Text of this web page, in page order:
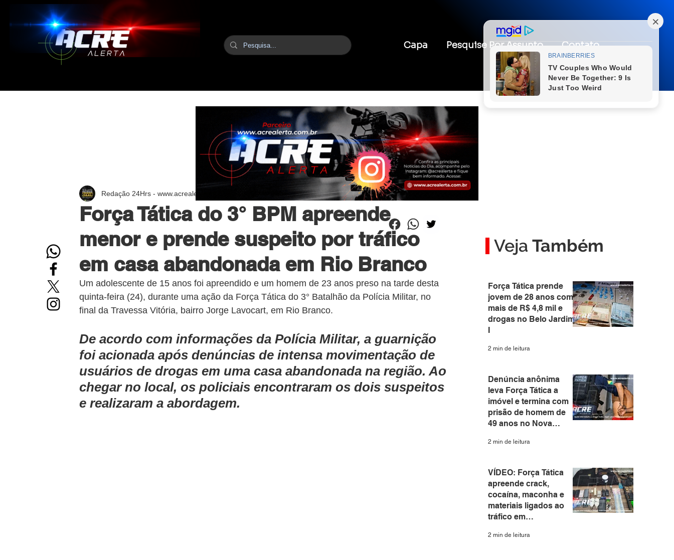
Capa Pesquise Por Assunto Contato
Força Tática do 3° BPM apreende
menor e prende suspeito por tráfico
em casa abandonada em Rio Branco
Redação 24Hrs - www.acrealerta.com.br 24 de abr. 1 min de leitura
Um adolescente de 15 anos foi apreendido e um homem de 23 anos preso na tarde desta
quinta-feira (24), durante uma ação da Força Tática do 3° Batalhão da Polícia Militar, no
final da Travessa Vitória, bairro Jorge Lavocart, em Rio Branco.
De acordo com informações da Polícia Militar, a guarnição
foi acionada após denúncias de intensa movimentação de
usuários de drogas em uma casa abandonada na região. Ao
chegar no local, os policiais encontraram os dois suspeitos
e realizaram a abordagem.
Força Tática prende
jovem de 28 anos com
mais de R$ 4,8 mil e
drogas no Belo Jardim
I
2 min de leitura
Denúncia anônima
leva Força Tática a
imóvel e termina com
prisão de homem de
49 anos no Nova
2 min de leitura
VÍDEO: Força Tática
apreende crack,
cocaína, maconha e
materiais ligados ao
tráfico em
Helena
2 min de leitura
Veja Também